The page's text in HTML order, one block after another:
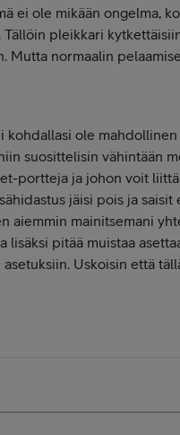
ei ole mikään ongelma,
pleikkari
normaalin
kohdallasi ole mahdollinen
suosittelisin vähintään
portteja ja johon voit
jäisi pois ja saisit
aiemmin mainitsemani
lisäksi pitää muistaa
Uskoisin että